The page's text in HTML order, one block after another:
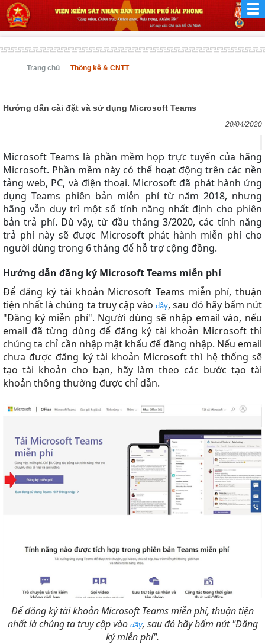
Trang chủ Thống kê & CNTT
Hướng dẫn cài đặt và sử dụng Microsoft Teams
20/04/2020
Microsoft Teams là phần mềm họp trực tuyến của hãng
Microsoft. Phần mềm này có thể hoạt động trên các nền
tảng web, PC, và điện thoại. Microsoft đã phát hành ứng
dụng Teams phiên bản miễn phí từ năm 2018, nhưng
hãng vẫn duy trì một số tính năng nhất định cho phiên
bản trả phí. Dù vậy, từ đầu tháng 3/2020, các tính năng
trả phí này sẽ được Microsoft phát hành miễn phí cho
người dùng trong 6 tháng để hỗ trợ cộng đồng.
Hướng dẫn đăng ký Microsoft Teams miễn phí
Để đăng ký tài khoản Microsoft Teams miễn phí, thuận
tiện nhất là chúng ta truy cập vàođây, sau đó hãy bấm nút
"Đăng ký miễn phí". Người dùng sẽ nhập email vào, nếu
email đã từng dùng để đăng ký tài khoản Microsoft thì
chúng ta chỉ cần nhập mật khẩu để đăng nhập. Nếu email
chưa được đăng ký tài khoản Microsoft thì hệ thống sẽ
tạo tài khoản cho bạn, hãy làm theo các bước tạo tài
khoản thông thường được chỉ dẫn.
Để đăng ký tài khoản Microsoft Teams miễn phí, thuận tiện
nhất là chúng ta truy cập vào đây, sau đó hãy bấm nút "Đăng
ký miễn phí".